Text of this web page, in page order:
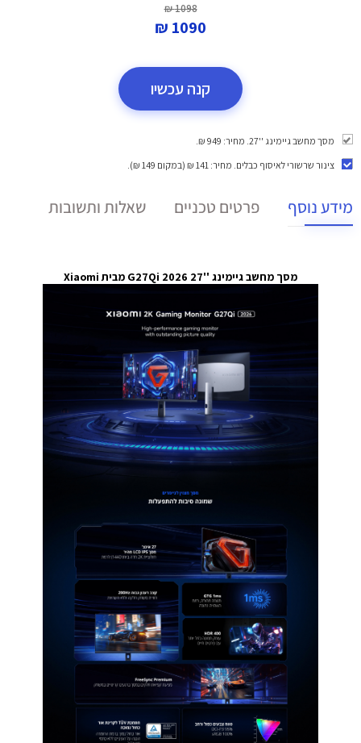
1098 ₪
1090 ₪
קנה עכשיו
מסך מחשב גיימינג ''27. מחיר: 949 ₪.
צינור שרשורי לאיסוף כבלים. מחיר: 141 ₪ (במקום 149 ₪).
מידע נוסף פרטים טכניים שאלות ותשובות
מסך מחשב גיימינג ''27 G27Qi 2026 מבית Xiaomi